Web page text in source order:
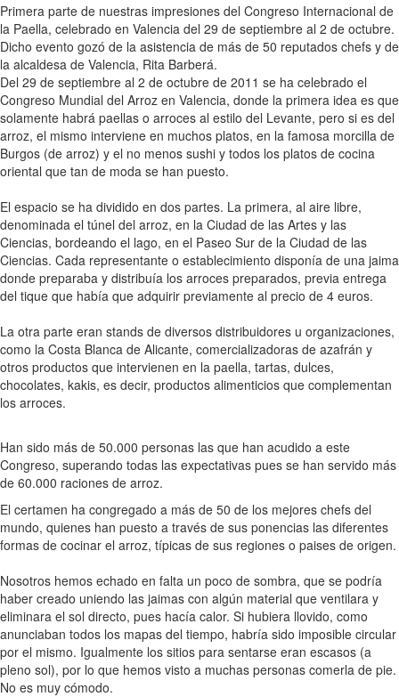
Primera parte de nuestras impresiones del Congreso Internacional de
la Paella, celebrado en Valencia del 29 de septiembre al 2 de octubre.
Dicho evento gozó de la asistencia de más de 50 reputados chefs y de
la alcaldesa de Valencia, Rita Barberá.
Del 29 de septiembre al 2 de octubre de 2011 se ha celebrado el
Congreso Mundial del Arroz en Valencia, donde la primera idea es que
solamente habrá paellas o arroces al estilo del Levante, pero si es del
arroz, el mismo interviene en muchos platos, en la famosa morcilla de
Burgos (de arroz) y el no menos sushi y todos los platos de cocina
oriental que tan de moda se han puesto.
El espacio se ha dividido en dos partes. La primera, al aire libre,
denominada el túnel del arroz, en la Ciudad de las Artes y las
Ciencias, bordeando el lago, en el Paseo Sur de la Ciudad de las
Ciencias. Cada representante o establecimiento disponía de una jaima
donde preparaba y distribuía los arroces preparados, previa entrega
del tique que había que adquirir previamente al precio de 4 euros.
La otra parte eran stands de diversos distribuidores u organizaciones,
como la Costa Blanca de Alicante, comercializadoras de azafrán y
otros productos que intervienen en la paella, tartas, dulces,
chocolates, kakis, es decir, productos alimenticios que complementan
los arroces.
Han sido más de 50.000 personas las que han acudido a este
Congreso, superando todas las expectativas pues se han servido más
de 60.000 raciones de arroz.
El certamen ha congregado a más de 50 de los mejores chefs del
mundo, quienes han puesto a través de sus ponencias las diferentes
formas de cocinar el arroz, típicas de sus regiones o paises de origen.
Nosotros hemos echado en falta un poco de sombra, que se podría
haber creado uniendo las jaimas con algún material que ventilara y
eliminara el sol directo, pues hacía calor. Si hubiera llovido, como
anunciaban todos los mapas del tiempo, habría sido imposible circular
por el mismo. Igualmente los sitios para sentarse eran escasos (a
pleno sol), por lo que hemos visto a muchas personas comerla de pie.
No es muy cómodo.